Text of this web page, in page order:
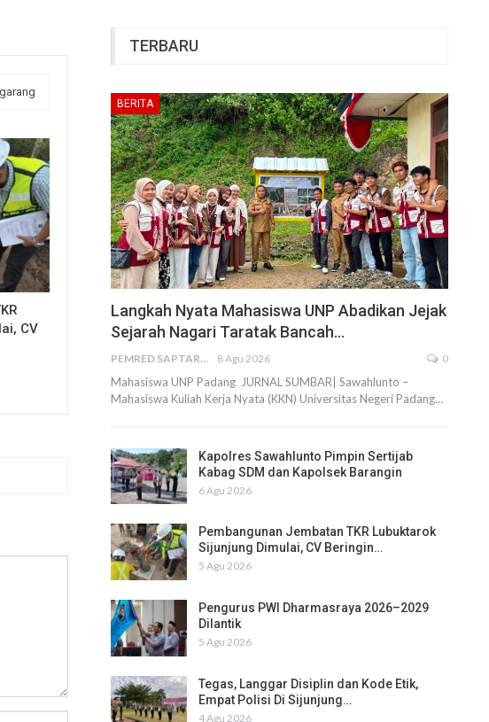
CV
TERBARU
BERITA
Langkah Nyata Mahasiswa UNP Abadikan Jejak
Sejarah Nagari Taratak Bancah…
PEMRED SAPTARIUS 8 Agu 2026 0
Mahasiswa UNP Padang JURNAL SUMBAR| Sawahlunto –
Mahasiswa Kuliah Kerja Nyata (KKN) Universitas Negeri Padang…
Kapolres Sawahlunto Pimpin Sertijab
Kabag SDM dan Kapolsek Barangin
6 Agu 2026
Pembangunan Jembatan TKR Lubuktarok
Sijunjung Dimulai, CV Beringin…
5 Agu 2026
Pengurus PWI Dharmasraya 2026–2029
Dilantik
5 Agu 2026
Tegas, Langgar Disiplin dan Kode Etik,
Empat Polisi Di Sijunjung…
4 Agu 2026